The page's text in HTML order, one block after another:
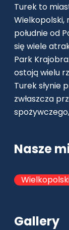
Turek to
Wielkopolski,
południe od
się wiele
Park
ostoją wielu
Turek słynie
zwłaszcza
Nasze
Gallery